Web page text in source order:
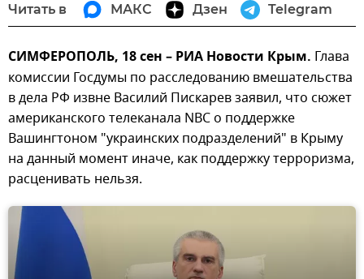
Читать в МАКС Дзен Telegram
СИМФЕРОПОЛЬ, 18 сен – РИА Новости Крым. Глава
комиссии Госдумы по расследованию вмешательства
в дела РФ извне Василий Пискарев заявил, что сюжет
американского телеканала NBC о поддержке
Вашингтоном "украинских подразделений" в Крыму
на данный момент иначе, как поддержку терроризма,
расценивать нельзя.